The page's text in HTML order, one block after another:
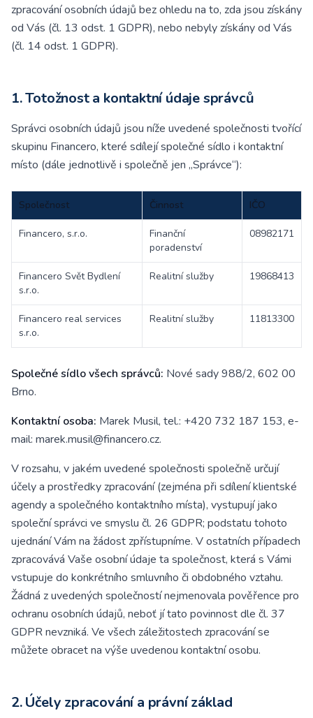
zpracování osobních údajů bez ohledu na to, zda jsou získány
od Vás (čl. 13 odst. 1 GDPR), nebo nebyly získány od Vás
(čl. 14 odst. 1 GDPR).
1. Totožnost a kontaktní údaje správců
Správci osobních údajů jsou níže uvedené společnosti tvořící
skupinu Financero, které sdílejí společné sídlo i kontaktní
místo (dále jednotlivě i společně jen „Správce“):
Společnost Činnost IČO
Financero, s.r.o.
Finanční
poradenství
08982171
Financero Svět Bydlení
s.r.o.
Realitní služby 19868413
Financero real services
s.r.o.
Realitní služby 11813300
Společné sídlo všech správců: Nové sady 988/2, 602 00
Brno.
Kontaktní osoba: Marek Musil, tel.: +420 732 187 153, e-
mail: marek.musil@financero.cz.
V rozsahu, v jakém uvedené společnosti společně určují
účely a prostředky zpracování (zejména při sdílení klientské
agendy a společného kontaktního místa), vystupují jako
společní správci ve smyslu čl. 26 GDPR; podstatu tohoto
ujednání Vám na žádost zpřístupníme. V ostatních případech
zpracovává Vaše osobní údaje ta společnost, která s Vámi
vstupuje do konkrétního smluvního či obdobného vztahu.
Žádná z uvedených společností nejmenovala pověřence pro
ochranu osobních údajů, neboť jí tato povinnost dle čl. 37
GDPR nevzniká. Ve všech záležitostech zpracování se
můžete obracet na výše uvedenou kontaktní osobu.
2. Účely zpracování a právní základ